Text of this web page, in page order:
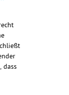
dass